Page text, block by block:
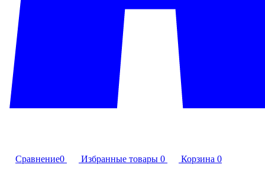
Сравнение0 Избранные товары 0 Корзина 0